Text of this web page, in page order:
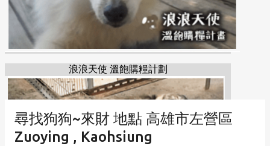
浪浪天使 溫飽購糧計劃
尋找狗狗~來財 地點 高雄市左營區
Zuoying , Kaohsiung